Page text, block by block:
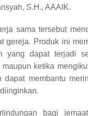
S.H., AAAIK.
sama tersebut
gereja. Produk ini
yang dapat terjadi
maupun ketika
dapat membantu
bagi